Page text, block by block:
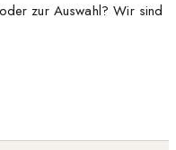
zur Auswahl? Wir sind